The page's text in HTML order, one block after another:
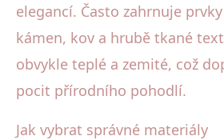
elegancí. Často zahrnuje
kámen, kov a hrubě tkané
obvykle teplé a zemité, což
pocit přírodního pohodlí.
Jak vybrat správné materiály